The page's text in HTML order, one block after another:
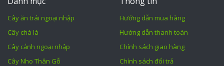
Cây ăn trái ngoại nhập
Cây chà là
Cây cảnh ngoại nhập
Cây Nho Thân Gỗ
Hướng dẫn mua hàng
Hướng dẫn thanh toán
Chính sách giao hàng
Chính sách đổi trả